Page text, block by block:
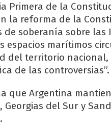
Primera de la
la reforma de la
de soberanía sobre
espacios marítimos
del territorio nacional,
de las controversias”.
que Argentina
del Sur y